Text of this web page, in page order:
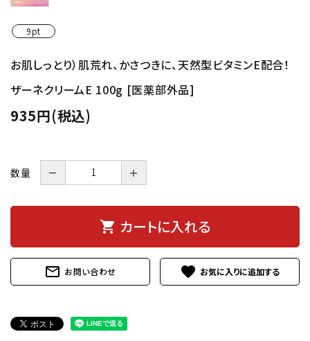
9pt
お肌しっとり）肌荒れ、かさつきに、天然型ビタミンE配合！
ザーネクリームE 100g [医薬部外品]
935円(税込)
数量 － ＋
shopping_cart カートに入れる
mail_outline お問い合わせ favorite